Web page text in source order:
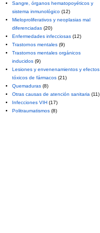
Sangre, órganos hematopoyéticos y
sistema inmunológico (12)
Mieloproliferativos y neoplasias mal
diferenciadas (20)
Enfermedades infecciosas (12)
Trastornos mentales (9)
Trastornos mentales orgánicos
inducidos (9)
Lesiones y envenenamientos y efectos
tóxicos de fármacos (21)
Quemaduras (8)
Otras causas de atención sanitaria (11)
Infecciones VIH (17)
Politraumatismos (8)